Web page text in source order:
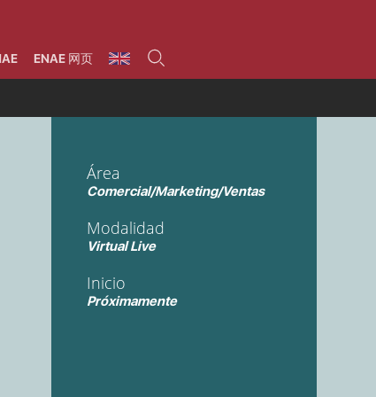
empleoMáster
Tecnología / Digital /
Comercial / Marketing/
Ventas
Administración de
empresas
Operaciones
ENAE 网页
Área
Comercial/Marketing/Ventas
Modalidad
Virtual Live
Inicio
Próximamente